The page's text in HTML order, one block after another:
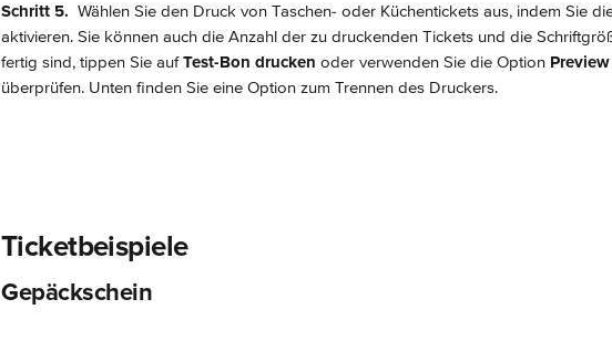
Schritt 5. Wählen Sie den Druck von Taschen- oder Küchentickets aus, indem Sie
aktivieren. Sie können auch die Anzahl der zu druckenden Tickets und die
fertig sind, tippen Sie auf Test-Bon drucken oder verwenden Sie die Option Preview
überprüfen. Unten finden Sie eine Option zum Trennen des Druckers.
Ticketbeispiele
Gepäckschein